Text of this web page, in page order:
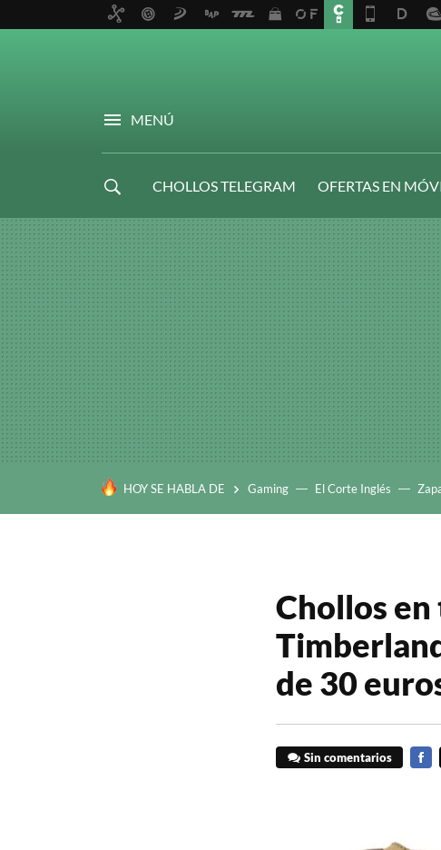
MENÚ
CHOLLOS TELEGRAM OFERTAS EN
HOY SE HABLA DE Gaming El Corte Inglés
Chollos en
de 30
Sin comentarios